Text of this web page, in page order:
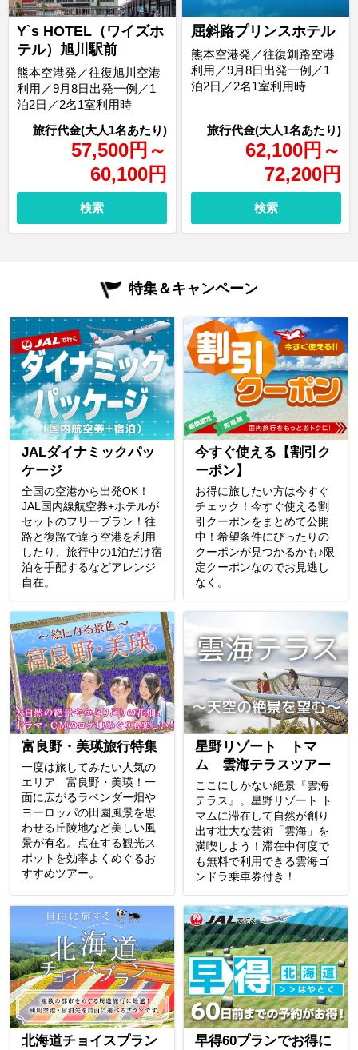
Y`s HOTEL（ワイズホ
テル）旭川駅前
57,500円 ～
60,100円
熊本空港発／往復旭川空港
利用／9月8日出発一例／1
泊2日／2名1室利用時
検索
屈斜路プリンスホテル
62,100円 ～
72,200円
熊本空港発／往復釧路空港
利用／9月8日出発一例／1
泊2日／2名1室利用時
検索
特集＆キャンペーン
JALダイナミックパッ
ケージ
全国の空港から出発OK！
JAL国内線航空券+ホテルが
セットのフリープラン！往
路と復路で違う空港を利用
したり、旅行中の1泊だけ宿
泊を手配するなどアレンジ
自在。
今すぐ使える【割引ク
ーポン】
お得に旅したい方は今すぐ
チェック！今すぐ使える割
引クーポンをまとめて公開
中！希望条件にぴったりの
クーポンが見つかるかも♪限
定クーポンなのでお見逃し
なく。
富良野・美瑛旅行特集
一度は旅してみたい人気の
エリア 富良野・美瑛！一
面に広がるラベンダー畑や
ヨーロッパの田園風景を思
わせる丘陵地など美しい風
景が有名。点在する観光ス
ポットを効率よくめぐるお
すすめツアー。
星野リゾート トマ
ム 雲海テラスツアー
ここにしかない絶景『雲海
テラス』。星野リゾート ト
マムに滞在して自然が創り
出す壮大な芸術「雲海」を
満喫しよう！滞在中何度で
も無料で利用できる雲海ゴ
ンドラ乗車券付き！
北海道チョイスプラン
早得60プランでお得に